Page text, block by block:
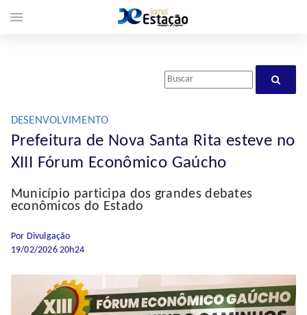
DESENVOLVIMENTO
Prefeitura de Nova Santa Rita esteve no
XIII Fórum Econômico Gaúcho
Município participa dos grandes debates
econômicos do Estado
Por Divulgação
19/02/2026 20h24
menu